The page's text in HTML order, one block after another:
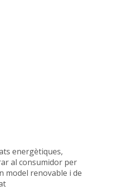
energètiques,
al consumidor per
model renovable i de